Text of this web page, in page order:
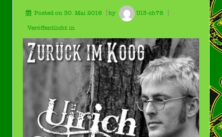
Posted on 30. Mai 2016 by Ul3-ch78
Veröffentlicht in